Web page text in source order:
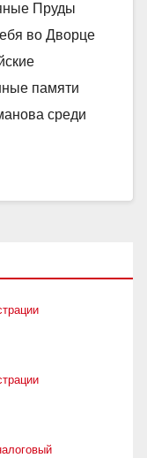
Пруды
во Дворце
памяти
среди